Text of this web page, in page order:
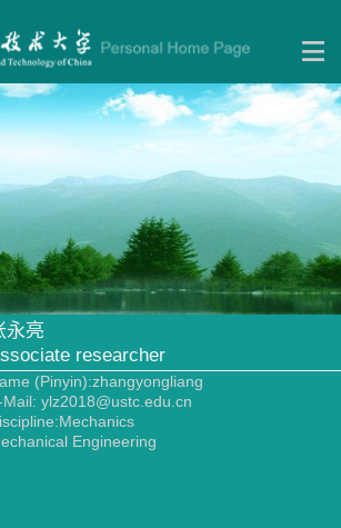
永亮
researcher
(Pinyin):zhangyongliang
Mail: ylz2018@ustc.edu.cn
Engineering